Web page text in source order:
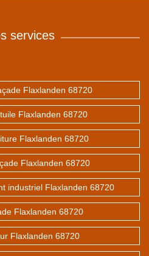
services
Flaxlanden 68720
Flaxlanden 68720
Flaxlanden 68720
Flaxlanden 68720
industriel Flaxlanden 68720
Flaxlanden 68720
Flaxlanden 68720